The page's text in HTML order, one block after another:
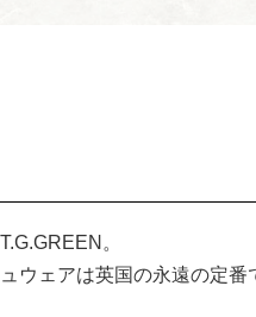
。
ウェアは英国の永遠の定番